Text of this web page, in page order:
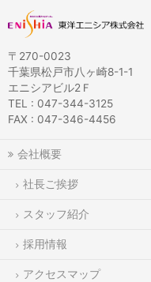
〒270-0023
千葉県松戸市八ヶ崎8-1-1
エニシアビル2Ｆ
TEL : 047-344-3125
FAX : 047-346-4456
会社概要
社長ご挨拶
スタッフ紹介
採用情報
アクセスマップ